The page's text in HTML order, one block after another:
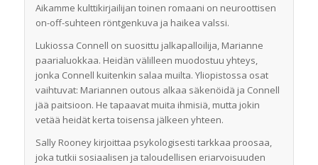
Aikamme kulttikirjailijan toinen romaani on neuroottisen
on-off-suhteen röntgenkuva ja haikea valssi.
Lukiossa Connell on suosittu jalkapalloilija, Marianne
paarialuokkaa. Heidän välilleen muodostuu yhteys,
jonka Connell kuitenkin salaa muilta. Yliopistossa osat
vaihtuvat: Mariannen outous alkaa säkenöidä ja Connell
jää paitsioon. He tapaavat muita ihmisiä, mutta jokin
vetää heidät kerta toisensa jälkeen yhteen.
Sally Rooney kirjoittaa psykologisesti tarkkaa proosaa,
joka tutkii sosiaalisen ja taloudellisen eriarvoisuuden